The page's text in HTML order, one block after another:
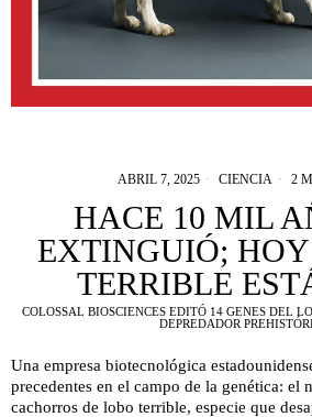
ABRIL 7, 2025 CIENCIA 2
HACE 10 MIL
EXTINGUIÓ;
TERRIBLE
COLOSSAL BIOSCIENCES EDITÓ 14 GENES DEL
DEPREDADOR
Una empresa biotecnológica
precedentes en el campo de la genética: el
cachorros de lobo terrible, especie que